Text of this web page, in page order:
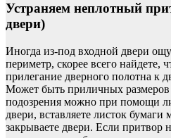
Устраняем неплотный
двери)
Иногда из-под входной двери
периметр, скорее всего найдете,
прилегание дверного полотна к
Может быть приличных
подозрения можно при помощи
двери, вставляете листок
закрываете двери. Если притвор